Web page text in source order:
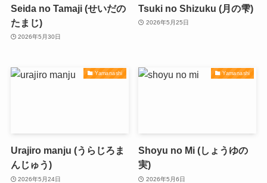
Seida no Tamaji (せいだの
たまじ)
2026年5月30日
Tsuki no Shizuku (月の雫)
2026年5月25日
Yamanashi
Urajiro manju (うらじろま
んじゅう)
2026年5月24日
Yamanashi
Shoyu no Mi (しょうゆの
実)
2026年5月6日